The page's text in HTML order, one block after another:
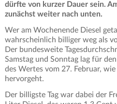
dürfte von kurzer Dauer sein.
zunächst weiter nach unten.
Wer am Wochenende Diesel
wahrscheinlich billiger weg als
Der bundesweite
Samstag und Sonntag lag für
des Wertes vom 27. Februar,
hervorgeht.
Der billigste Tag war dabei der